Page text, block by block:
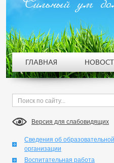
Версия для слабовидящих
Сведения об образовательной
организации
Воспитательная работа
Сильный ум
ГЛАВНАЯ